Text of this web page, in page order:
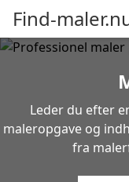
Find-
Leder du efter
maleropgave og
fra